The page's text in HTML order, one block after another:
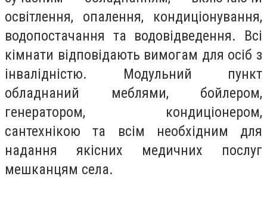
освітлення, опалення, кондиціонування,
водопостачання та водовідведення. Всі
кімнати відповідають вимогам для осіб з
інвалідністю. Модульний пункт
обладнаний меблями, бойлером,
генератором, кондиціонером,
сантехнікою та всім необхідним для
надання якісних медичних послуг
мешканцям села.